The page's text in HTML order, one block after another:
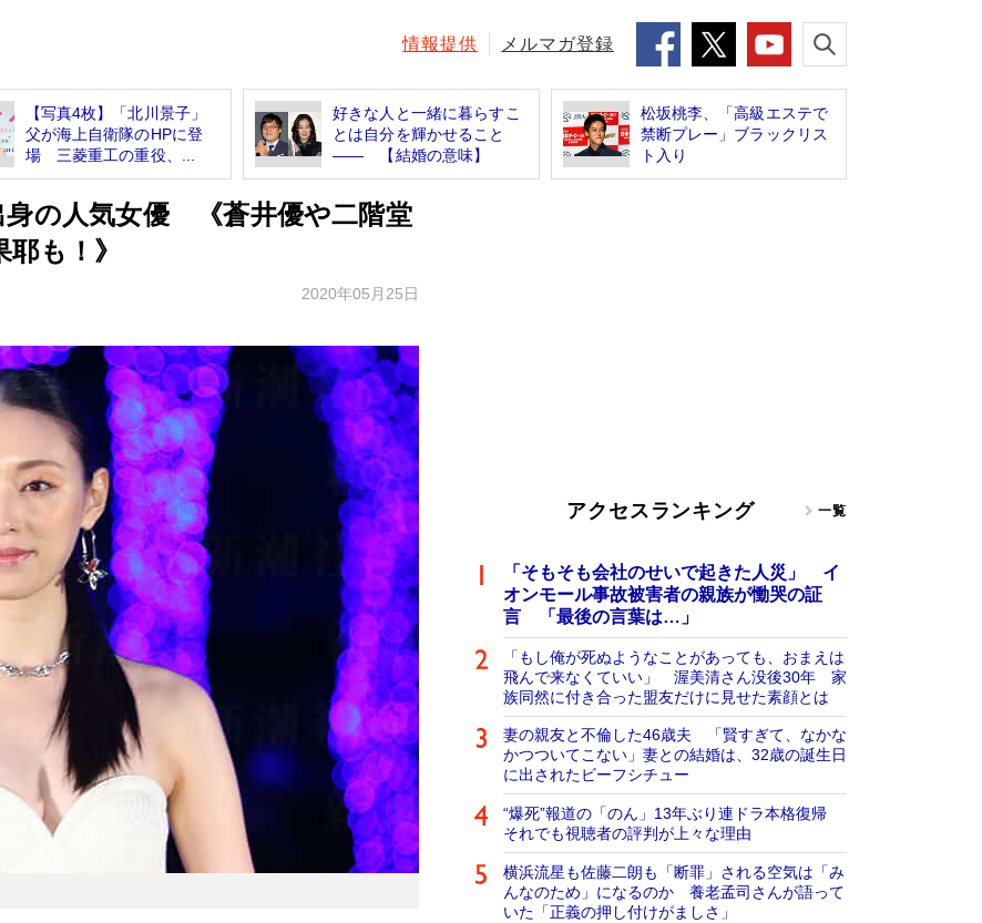
情報提供 メルマガ登録
【写真4枚】「北川景子」
父が海上自衛隊のHPに登
場 三菱重工の重役、...
好きな人と一緒に暮らすこ
とは自分を輝かせること
―― 【結婚の意味】
松坂桃李、「高級エステで
禁断プレー」ブラックリス
ト入り
身の人気女優 《蒼井優や二階堂
も！》
2020年05月25日
アクセスランキング 一覧
「そもそも会社のせいで起きた人災」 イ
オンモール事故被害者の親族が慟哭の証
言 「最後の言葉は…」
「もし俺が死ぬようなことがあっても、おまえは
飛んで来なくていい」 渥美清さん没後30年 家
族同然に付き合った盟友だけに見せた素顔とは
妻の親友と不倫した46歳夫 「賢すぎて、なかな
かつついてこない」妻との結婚は、32歳の誕生日
に出されたビーフシチュー
“爆死”報道の「のん」13年ぶり連ドラ本格復帰
それでも視聴者の評判が上々な理由
横浜流星も佐藤二朗も「断罪」される空気は「み
んなのため」になるのか 養老孟司さんが語って
いた「正義の押し付けがましさ」